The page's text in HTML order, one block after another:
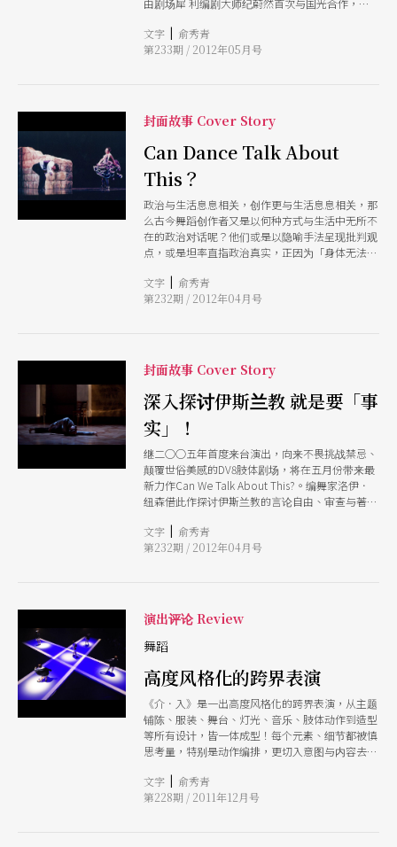
由剧场犀 利编剧大师纪蔚然首次与国光合作，还
翁名剧，京剧百变青衣魏海敏首次挑战风华绝代、
美艳无俦的埃及艳后，看 她如何演绎风情万种的
惜哦！
文字 | 俞秀青
第233期 / 2012年05月号
封面故事 Cover Story
Can Dance Talk About
This？
政治与生活息息相关，创作更与生活息息相关，那
么古今舞蹈创作者又是以何种方式与生活中无所不
在的政治对话呢？他们或是以隐喻手法呈现批判观
点，或是坦率直指政治真实，正因为「身体无法说
文字 | 俞秀青
第232期 / 2012年04月号
封面故事 Cover Story
深入探讨伊斯兰教 就是要「事
实」！
继二○○五年首度来台演出，向来不畏挑战禁忌、
颠覆世俗美感的DV8肢体剧场，将在五月份带来最
新力作Can We Talk About This?。编舞家洛伊．
纽森借此作探讨伊斯兰教的言论自由、审查与著作
的「我们可以聊聊」；但也反讽著，这事我们能
谈、可谈吗？
文字 | 俞秀青
第232期 / 2012年04月号
演出评论 Review
舞蹈
高度风格化的跨界表演
《介．入》是一出高度风格化的跨界表演，从主题
铺陈、服装、舞台、灯光、音乐、肢体动作到造型
等所有设计，皆一体成型！每个元素、细节都被慎
思考量，特别是动作编排，更切入意图与内容去发
文字 | 俞秀青
第228期 / 2011年12月号